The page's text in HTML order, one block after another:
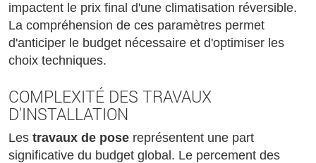
impactent le prix final d'une climatisation réversible.
La compréhension de ces paramètres permet
d'anticiper le budget nécessaire et d'optimiser les
choix techniques.
COMPLEXITÉ DES TRAVAUX
D'INSTALLATION
Les travaux de pose représentent une part
significative du budget global. Le percement des